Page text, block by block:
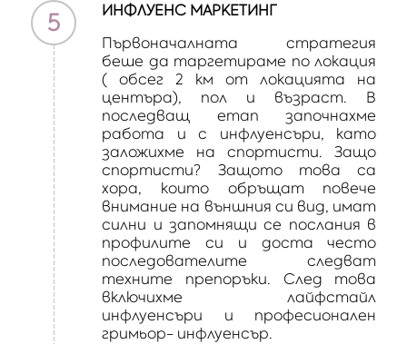
5
ИНФЛУЕНС МАРКЕТИНГ
Първоначалната стратегия
беше да таргетираме по локация
( обсег 2 км от локацията на
центъра), пол и възраст. В
последващ етап започнахме
работа и с инфлуенсъри, като
заложихме на спортисти. Защо
спортисти? Защото това са
хора, които обръщат повече
внимание на външния си вид, имат
силни и запомнящи се послания в
профилите си и доста често
последователите следват
техните препоръки. След това
включихме лайфстайл
инфлуенсъри и професионален
гримьор- инфлуенсър.